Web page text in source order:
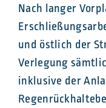
Nach langer
und östlich der
Verlegung
inklusive der